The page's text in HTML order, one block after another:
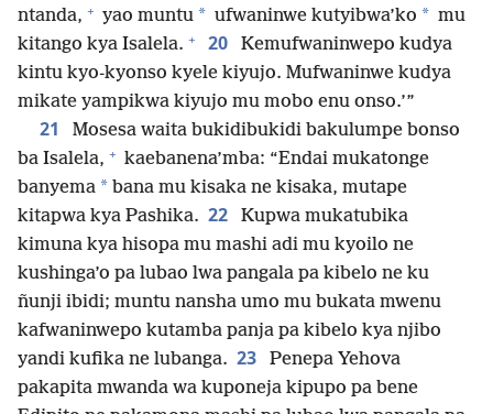
ntanda, + yao muntu * ufwaninwe kutyibwa’ko * mu
kitango kya Isalela. + 20
Kemufwaninwepo kudya
kintu kyo-kyonso kyele kiyujo. Mufwaninwe kudya
mikate yampikwa kiyujo mu mobo enu onso.’”
21
Mosesa waita bukidibukidi bakulumpe bonso
ba Isalela, + kaebanena’mba: “Endai mukatonge
banyema * bana mu kisaka ne kisaka, mutape
kitapwa kya Pashika. 22
Kupwa mukatubika
kimuna kya hisopa mu mashi adi mu kyoilo ne
kushinga’o pa lubao lwa pangala pa kibelo ne ku
ñunji ibidi; muntu nansha umo mu bukata mwenu
kafwaninwepo kutamba panja pa kibelo kya njibo
yandi kufika ne lubanga. 23
Penepa Yehova
pakapita mwanda wa kuponeja kipupo pa bene